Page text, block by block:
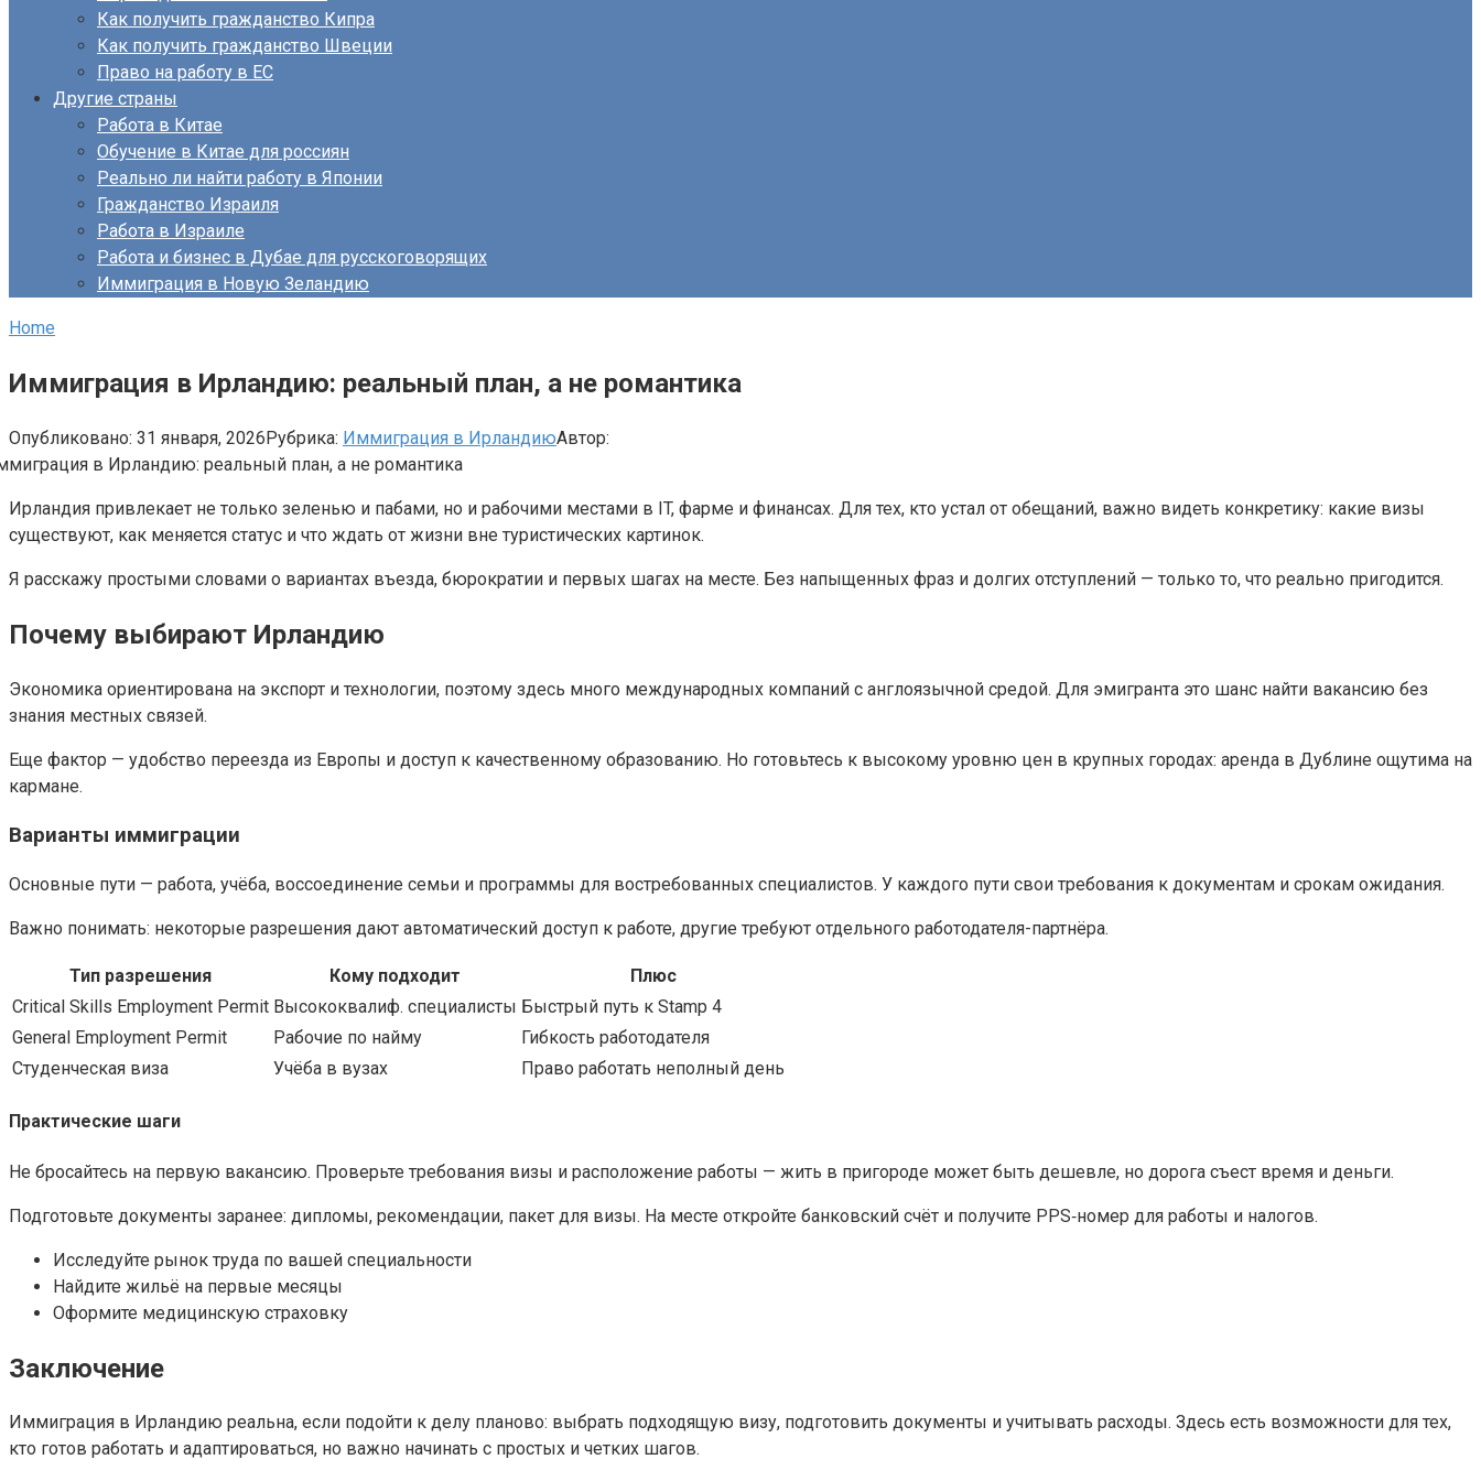
Как получить гражданство Кипра
Как получить гражданство Швеции
Право на работу в ЕС
Другие страны
Работа в Китае
Обучение в Китае для россиян
Реально ли найти работу в Японии
Гражданство Израиля
Работа в Израиле
Работа и бизнес в Дубае для русскоговорящих
Иммиграция в Новую Зеландию
Home
Иммиграция в Ирландию: реальный план, а не романтика
Опубликовано: 31 января, 2026Рубрика: Иммиграция в ИрландиюАвтор:
Ирландия привлекает не только зеленью и пабами, но и рабочими местами в IT, фарме и финансах. Для тех, кто устал от обещаний, важно видеть конкретику: какие визы
существуют, как меняется статус и что ждать от жизни вне туристических картинок.
Я расскажу простыми словами о вариантах въезда, бюрократии и первых шагах на месте. Без напыщенных фраз и долгих отступлений — только то, что реально пригодится.
Почему выбирают Ирландию
Экономика ориентирована на экспорт и технологии, поэтому здесь много международных компаний с англоязычной средой. Для эмигранта это шанс найти вакансию без
знания местных связей.
Еще фактор — удобство переезда из Европы и доступ к качественному образованию. Но готовьтесь к высокому уровню цен в крупных городах: аренда в Дублине ощутима на
кармане.
Варианты иммиграции
Основные пути — работа, учёба, воссоединение семьи и программы для востребованных специалистов. У каждого пути свои требования к документам и срокам ожидания.
Важно понимать: некоторые разрешения дают автоматический доступ к работе, другие требуют отдельного работодателя-партнёра.
Тип разрешения Кому подходит
Плюс
Critical Skills Employment Permit Высококвалиф. специалисты Быстрый путь к Stamp 4
General Employment Permit
Рабочие по найму
Гибкость работодателя
Студенческая виза
Учёба в вузах Право работать неполный день
Практические шаги
Не бросайтесь на первую вакансию. Проверьте требования визы и расположение работы — жить в пригороде может быть дешевле, но дорога съест время и деньги.
Подготовьте документы заранее: дипломы, рекомендации, пакет для визы. На месте откройте банковский счёт и получите PPS‑номер для работы и налогов.
Исследуйте рынок труда по вашей специальности
Найдите жильё на первые месяцы
Оформите медицинскую страховку
Заключение
Иммиграция в Ирландию реальна, если подойти к делу планово: выбрать подходящую визу, подготовить документы и учитывать расходы. Здесь есть возможности для тех,
кто готов работать и адаптироваться, но важно начинать с простых и четких шагов.